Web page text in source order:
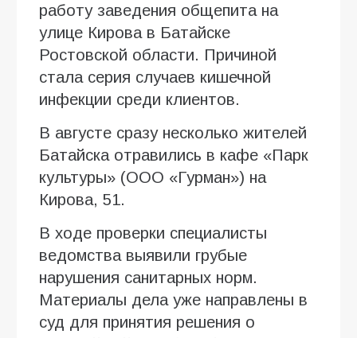
работу заведения общепита на
улице Кирова в Батайске
Ростовской области. Причиной
стала серия случаев кишечной
инфекции среди клиентов.
В августе сразу несколько жителей
Батайска отравились в кафе «Парк
культуры» (ООО «Гурман») на
Кирова, 51.
В ходе проверки специалисты
ведомства выявили грубые
нарушения санитарных норм.
Материалы дела уже направлены в
суд для принятия решения о